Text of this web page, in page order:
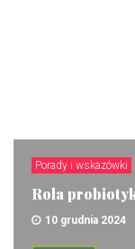
Porady i wskazówki
Rola
10 grudnia 2024